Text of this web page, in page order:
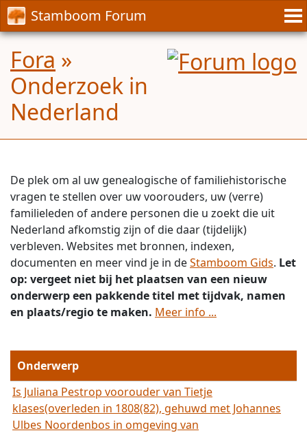
Stamboom Forum
Fora »
Onderzoek in
Nederland
De plek om al uw genealogische of familiehistorische
vragen te stellen over uw voorouders, uw (verre)
familieleden of andere personen die u zoekt die uit
Nederland afkomstig zijn of die daar (tijdelijk)
verbleven. Websites met bronnen, indexen,
documenten en meer vind je in deStamboom Gids. Let
op: vergeet niet bij het plaatsen van een nieuw
onderwerp een pakkende titel met tijdvak, namen
en plaats/regio te maken. Meer info ...
Onderwerp
Is Juliana Pestrop voorouder van Tietje
klases(overleden in 1808(82), gehuwd met Johannes
Ulbes Noordenbos‏‎ in omgeving van